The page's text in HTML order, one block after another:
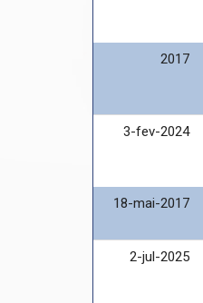
2017
3-fev-2024
18-mai-2017
2-jul-2025